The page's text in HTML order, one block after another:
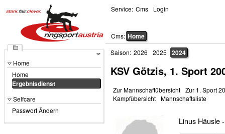
Cms: Home
Service: Cms Login
Home
Home
Ergebnisdienst
Selfcare
Passwort Ändern
Saison: 2026 2025 2024
KSV Götzis, 1. Sport
Zur Mannschaftübersicht Zur 1. Sport
Kampfübersicht Mannschaftsliste
Linus Häusle